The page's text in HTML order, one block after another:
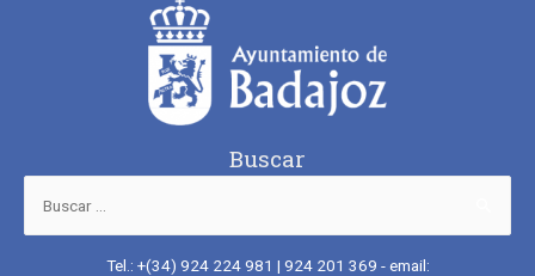
Buscar
Tel.: +(34) 924 224 981 | 924 201 369 - email: